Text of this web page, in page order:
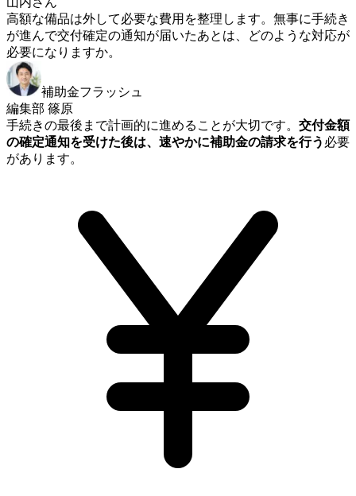
高額な備品は外して必要な費用を整理します。無事に手続き
が進んで交付確定の通知が届いたあとは、どのような対応が
必要になりますか。
補助金フラッシュ
編集部 篠原
手続きの最後まで計画的に進めることが大切です。 交付金額
の確定通知を受けた後は、速やかに補助金の請求を行う 必要
があります。